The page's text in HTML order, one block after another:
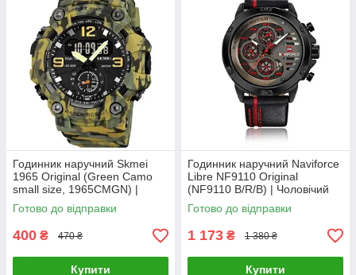
Годинник наручний Skmei
1965 Original (Green Camo
small size, 1965CMGN) |
Наручний годинник
Готово до відправки
400 ₴ 470 ₴
Купити
Годинник наручний Naviforce
Libre NF9110 Original
(NF9110 B/R/B) | Чоловічий
наручний годинник
Готово до відправки
1 173 ₴ 1 380 ₴
Купити